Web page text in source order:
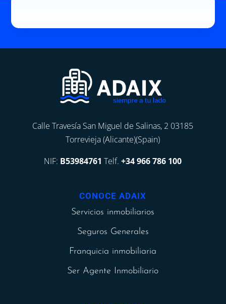
Calle Travesía San Miguel de Salinas, 2 03185
Torrevieja (Alicante)(Spain)
NIF: B53984761 Telf.+34 966 786 100
CONOCE ADAIX
Servicios inmobiliarios
Seguros Generales
Franquicia inmobiliaria
Ser Agente Inmobiliario